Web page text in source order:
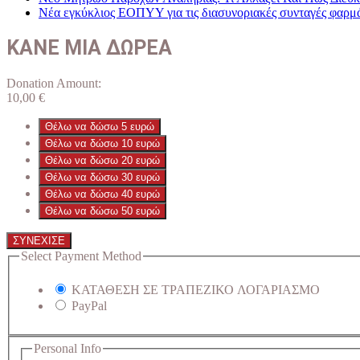
Νέα εγκύκλιος ΕΟΠΥΥ για τις διασυνοριακές συνταγές
ΚΑΝΕ ΜΙΑ ΔΩΡΕΑ
Donation Amount:
10,00 €
Θέλω να δώσω 5 ευρώ
Θέλω να δώσω 10 ευρώ
Θέλω να δώσω 20 ευρώ
Θέλω να δώσω 30 ευρώ
Θέλω να δώσω 40 ευρώ
Θέλω να δώσω 50 ευρώ
ΣΥΝΕΧΙΣΕ
Select Payment Method
ΚΑΤΑΘΕΣΗ ΣΕ ΤΡΑΠΕΖΙΚΟ ΛΟΓΑΡΙΑΣΜΟ
PayPal
Personal Info